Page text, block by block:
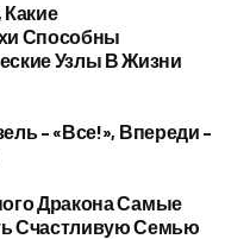
Способны
Узлы В Жизни
– «все!», Впереди –
Дракона Самые
Счастливую Семью